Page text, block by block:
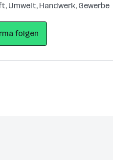
Umwelt, Handwerk, Gewerbe
folgen